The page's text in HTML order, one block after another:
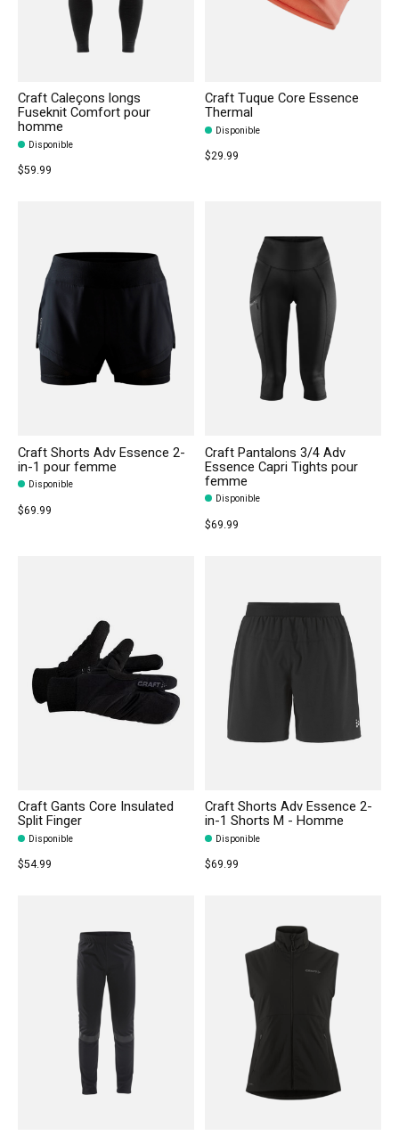
Craft Caleçons longs
Fuseknit Comfort pour
homme
Disponible
$59.99
Craft Tuque Core Essence
Thermal
Disponible
$29.99
Craft Shorts Adv Essence 2-
in-1 pour femme
Disponible
$69.99
Craft Pantalons 3/4 Adv
Essence Capri Tights pour
femme
Disponible
$69.99
Craft Gants Core Insulated
Split Finger
Disponible
$54.99
Craft Shorts Adv Essence 2-
in-1 Shorts M - Homme
Disponible
$69.99